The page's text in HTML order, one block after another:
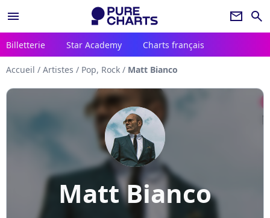
menu newsletter search
Billetterie Star Academy Charts français
Accueil / Artistes / Pop, Rock / Matt Bianco
Matt Bianco